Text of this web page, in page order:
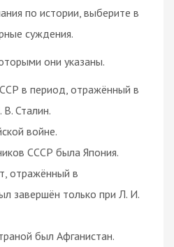
по истории, выберите в
суждения.
они указаны.
в период, отражённый в
Сталин.
войне.
СССР была Япония.
отражённый в
завершён только при Л. И.
был Афганистан.